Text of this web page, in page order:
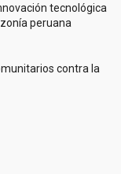
tecnológica
peruana
contra la